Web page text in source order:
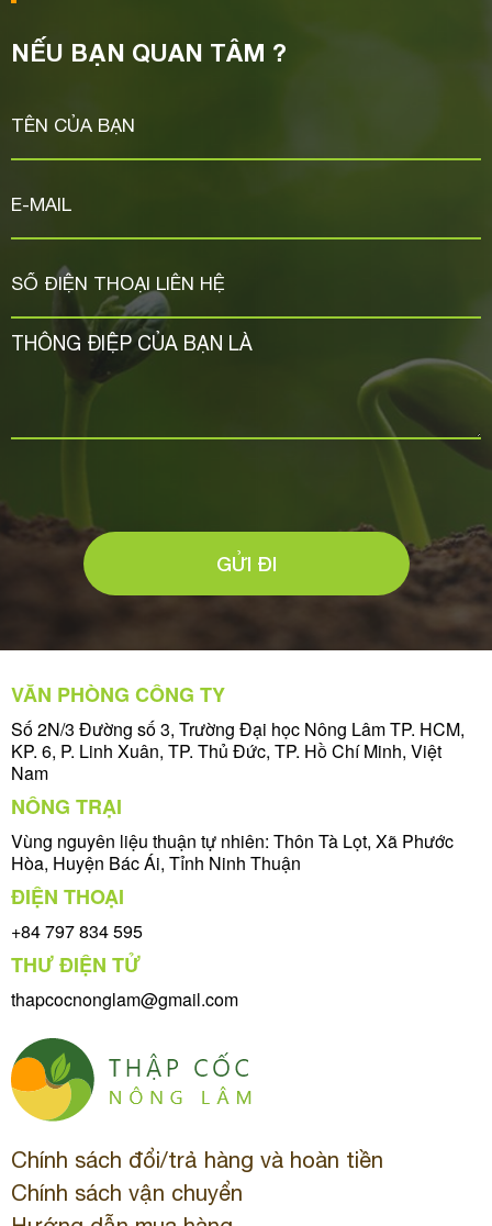
NẾU BẠN QUAN TÂM ?
GỬI ĐI
VĂN PHÒNG CÔNG TY
Số 2N/3 Đường số 3, Trường Đại học Nông Lâm TP. HCM,
KP. 6, P. Linh Xuân, TP. Thủ Đức, TP. Hồ Chí Minh, Việt
Nam
NÔNG TRẠI
Vùng nguyên liệu thuận tự nhiên: Thôn Tà Lọt, Xã Phước
Hòa, Huyện Bác Ái, Tỉnh Ninh Thuận
ĐIỆN THOẠI
+84 797 834 595
THƯ ĐIỆN TỬ
thapcocnonglam@gmail.com
Chính sách đổi/trả hàng và hoàn tiền
Chính sách vận chuyển